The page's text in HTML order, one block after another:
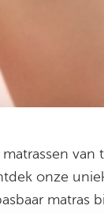
onze
matras